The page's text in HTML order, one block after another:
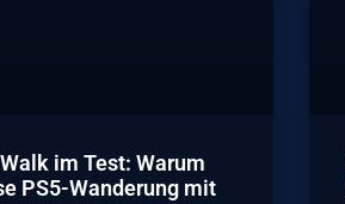
im Test: Warum
PS5-Wanderung mit